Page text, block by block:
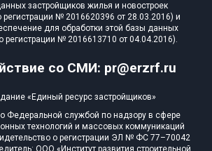
включает в себя самую полную в
застройщиков жилья и новостроек
регистрации № 2016620396 от 28.03.2016) и
для обработки этой базы данных
«Единый ресурс застройщиков»
Федеральной службой по надзору в сфере
технологий и массовых коммуникаций